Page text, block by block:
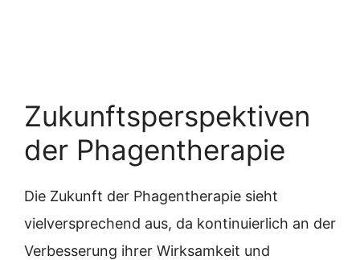
Zukunftsperspektiven
der Phagentherapie
Die Zukunft der Phagentherapie sieht
vielversprechend aus, da kontinuierlich an der
Verbesserung ihrer Wirksamkeit und